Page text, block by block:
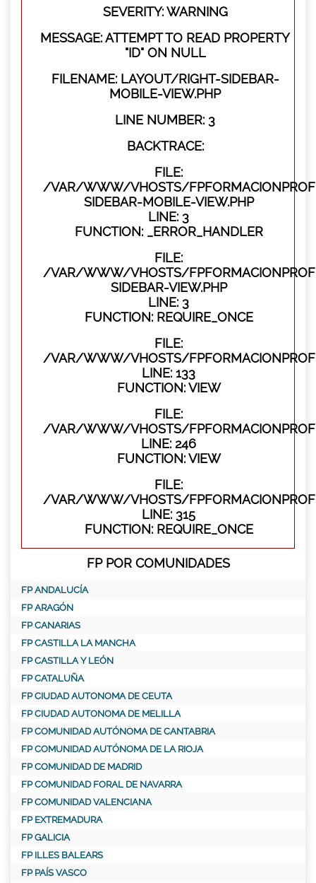
SEVERITY: WARNING
MESSAGE: ATTEMPT TO READ PROPERTY
"ID" ON NULL
FILENAME: LAYOUT/RIGHT-SIDEBAR-
MOBILE-VIEW.PHP
LINE NUMBER: 3
BACKTRACE:
FILE:
/VAR/WWW/VHOSTS/
SIDEBAR-MOBILE-VIEW.PHP
LINE: 3
FUNCTION: _ERROR_HANDLER
FILE:
/VAR/WWW/VHOSTS/
SIDEBAR-VIEW.PHP
LINE: 3
FUNCTION: REQUIRE_ONCE
FILE:
/VAR/WWW/VHOSTS/
LINE: 133
FUNCTION: VIEW
FILE:
/VAR/WWW/VHOSTS/
LINE: 246
FUNCTION: VIEW
FILE:
/VAR/WWW/VHOSTS/
LINE: 315
FUNCTION: REQUIRE_ONCE
FP POR COMUNIDADES
FP ANDALUCÍA
FP ARAGÓN
FP CANARIAS
FP CASTILLA LA MANCHA
FP CASTILLA Y LEÓN
FP CATALUÑA
FP CIUDAD AUTONOMA DE CEUTA
FP CIUDAD AUTONOMA DE MELILLA
FP COMUNIDAD AUTÓNOMA DE CANTABRIA
FP COMUNIDAD AUTÓNOMA DE LA RIOJA
FP COMUNIDAD DE MADRID
FP COMUNIDAD FORAL DE NAVARRA
FP COMUNIDAD VALENCIANA
FP EXTREMADURA
FP GALICIA
FP ILLES BALEARS
FP PAÍS VASCO